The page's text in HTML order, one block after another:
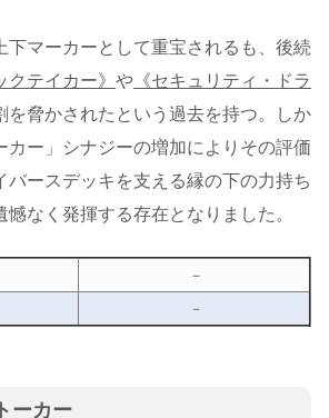
下マーカーとして重宝されるも、後続
クテイカー》 や 《セキュリティ・ドラ
を脅かされたという過去を持つ。しか
カー」シナジーの増加によりその評価
バースデッキを支える縁の下の力持ち
憾なく発揮する存在となりました。
－
－
ーカー